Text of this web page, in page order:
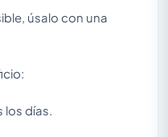
úsalo con una
días.